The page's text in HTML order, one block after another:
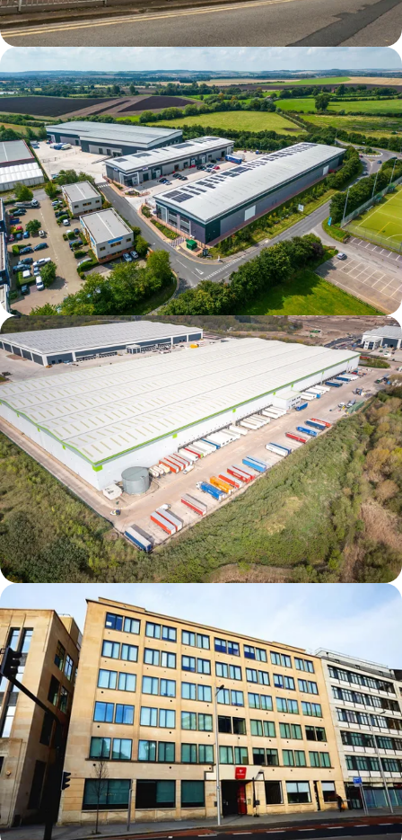
Firth Point
Verda Park
Derby DC1